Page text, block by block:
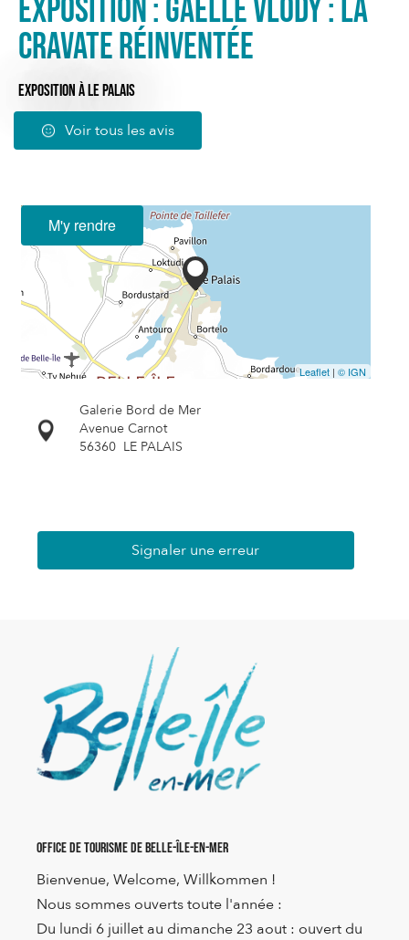
Exposition : Gaelle Vlody : la
cravate réinventée
EXPOSITIONÀ LE PALAIS
Voir tous les avis
M'y rendre
Leaflet | © IGN
Galerie Bord de Mer
Avenue Carnot
56360 LE PALAIS
Signaler une erreur
Office de Tourisme de Belle-Île-en-Mer
Bienvenue, Welcome, Willkommen !
Nous sommes ouverts toute l'année :
Du lundi 6 juillet au dimanche 23 aout : ouvert du